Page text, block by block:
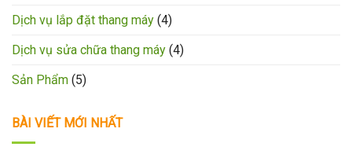
Dịch vụ lắp đặt thang máy (4)
Dịch vụ sửa chữa thang máy (4)
Sản Phẩm (5)
BÀI VIẾT MỚI NHẤT